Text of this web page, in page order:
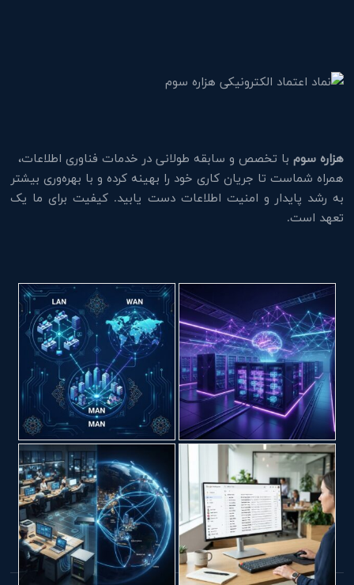
هزاره سوم با تخصص و سابقه طولانی در خدمات فناوری اطلاعات،
همراه شماست تا جریان کاری خود را بهینه کرده و با بهره‌وری بیشتر
به رشد پایدار و امنیت اطلاعات دست یابید. کیفیت برای ما یک
تعهد است.